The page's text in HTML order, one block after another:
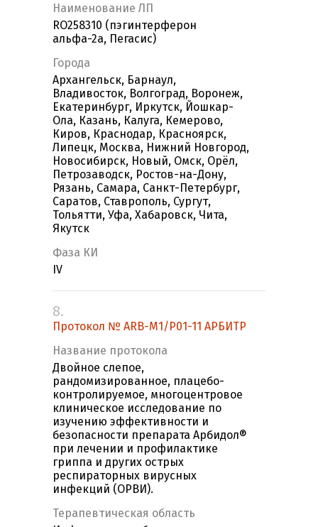
Наименование ЛП
RO258310 (пэгинтерферон
альфа-2а, Пегасис)
Города
Архангельск, Барнаул,
Владивосток, Волгоград, Воронеж,
Екатеринбург, Иркутск, Йошкар-
Ола, Казань, Калуга, Кемерово,
Киров, Краснодар, Красноярск,
Липецк, Москва, Нижний Новгород,
Новосибирск, Новый, Омск, Орёл,
Петрозаводск, Ростов-на-Дону,
Рязань, Самара, Санкт-Петербург,
Саратов, Ставрополь, Сургут,
Тольятти, Уфа, Хабаровск, Чита,
Якутск
Фаза КИ
IV
8.
Протокол № ARB-M1/P01-11 АРБИТР
Название протокола
Двойное слепое,
рандомизированное, плацебо-
контролируемое, многоцентровое
клиническое исследование по
изучению эффективности и
безопасности препарата Арбидол®
при лечении и профилактике
гриппа и других острых
респираторных вирусных
инфекций (ОРВИ).
Терапевтическая область